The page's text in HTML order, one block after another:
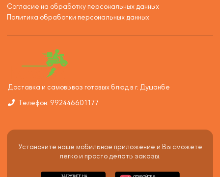
Согласие на обработку персональных данных
Политика обработки персональных данных
Доставка и самовывоз готовых блюд в г. Душанбе
Телефон: 992446601177
Установите наше мобильное приложение и Вы сможете
легко и просто делать заказы.